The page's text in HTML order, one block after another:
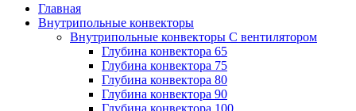
Главная
Внутрипольные конвекторы
Внутрипольные конвекторы С вентилятором
Глубина конвектора 65
Глубина конвектора 75
Глубина конвектора 80
Глубина конвектора 90
Глубина конвектора 100